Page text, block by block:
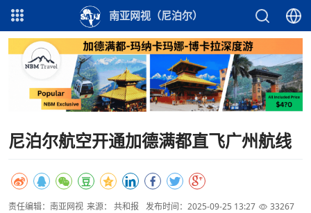
南亚网视（尼泊尔）
尼泊尔航空开通加德满都直飞广州航线
责任编辑：南亚网视 来源： 共和报 发布时间：2025-09-25 13:27 33267